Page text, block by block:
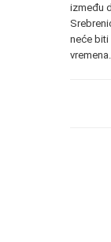
između
neće biti
vremena.